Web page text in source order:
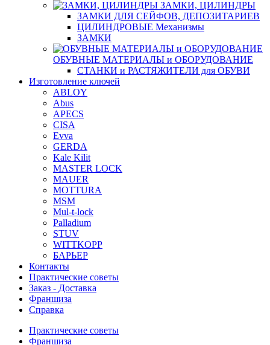
ЗАМКИ, ЦИЛИНДРЫ
ЗАМКИ ДЛЯ СЕЙФОВ, ДЕПОЗИТАРИЕВ
ЦИЛИНДРОВЫЕ Механизмы
ЗАМКИ
ОБУВНЫЕ МАТЕРИАЛЫ и ОБОРУДОВАНИЕ
СТАНКИ и РАСТЯЖИТЕЛИ для ОБУВИ
Изготовление ключей
ABLOY
Abus
APECS
CISA
Evva
GERDA
Kale Kilit
MASTER LOCK
MAUER
MOTTURA
MSM
Mul-t-lock
Palladium
STUV
WITTKOPP
БАРЬЕР
Контакты
Практические советы
Заказ - Доставка
Франшиза
Справка
Практические советы
Франшиза